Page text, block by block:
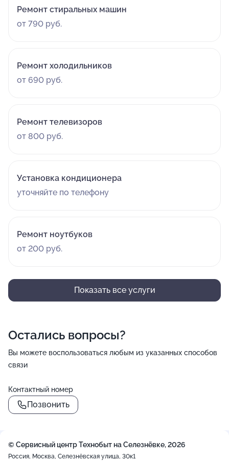
Ремонт стиральных машин
от 790 руб.
Ремонт холодильников
от 690 руб.
Ремонт телевизоров
от 800 руб.
Установка кондиционера
уточняйте по телефону
Ремонт ноутбуков
от 200 руб.
Показать все услуги
Остались вопросы?
Вы можете воспользоваться любым из указанных способов
связи
Контактный номер
Позвонить
© Сервисный центр Технобыт на Селезнёвке, 2026
Россия, Москва, Селезнёвская улица, 30к1